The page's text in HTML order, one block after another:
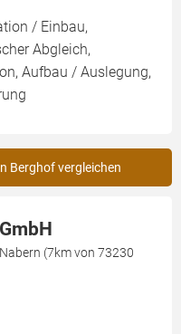
/ Einbau,
Abgleich,
Aufbau / Auslegung,
Berghof vergleichen
(7km von 73230